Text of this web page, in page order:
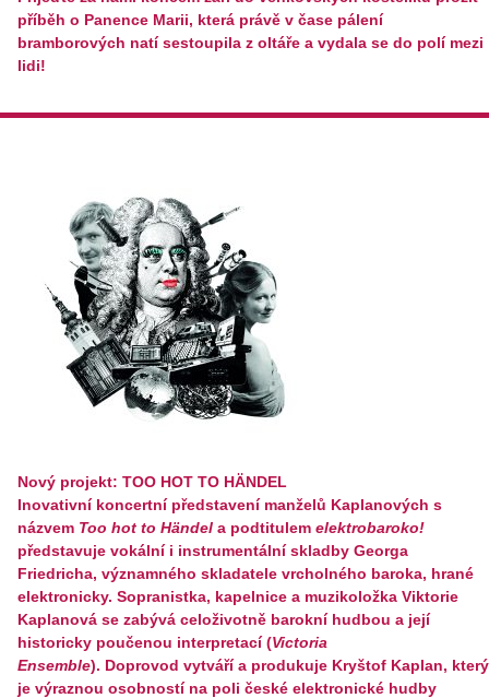
příběh o Panence Marii, která právě v čase pálení
bramborových natí sestoupila z oltáře a vydala se do polí mezi
lidi!
Nový projekt: TOO HOT TO HÄNDEL
Inovativní koncertní představení manželů Kaplanových s
názvem Too hot to Händel a podtitulem elektrobaroko!
představuje vokální i instrumentální skladby Georga
Friedricha, významného skladatele vrcholného baroka, hrané
elektronicky. Sopranistka, kapelnice a muzikoložka Viktorie
Kaplanová se zabývá celoživotně barokní hudbou a její
historicky poučenou interpretací (Victoria
Ensemble). Doprovod vytváří a produkuje Kryštof Kaplan, který
je výraznou osobností na poli české elektronické hudby